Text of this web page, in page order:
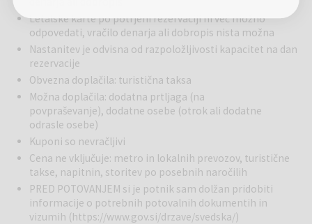
Letalske karte po potrjeni rezervaciji ni več možno
odpovedati, vračilo denarja ali dobropis nista možna
Nastanitev je odvisna od razpoložljivosti kapacitet na dan
rezervacije
Obvezna doplačila: turistična taksa
Možna doplačila: dodatna prtljaga (na
povpraševanje), dodatne osebe (otrok ali dodatne
odrasle osebe)
Kuponi so nevračljivi
Cena ne vključuje: metro in lokalnih prevozov, turistične
takse, napitnin, storitev po posebnih naročilih
PRED POTOVANJEM si je potnik sam dolžan pridobiti
informacije o potrebnih potovalnih dokumentih in
vizumih (https://www.gov.si/drzave/svedska/)